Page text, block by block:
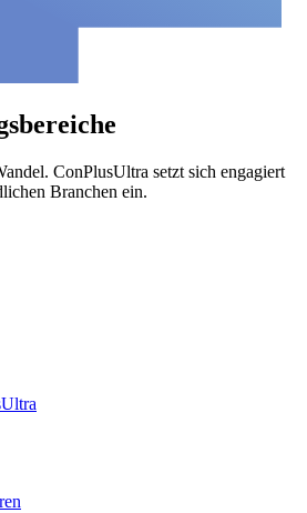
ConPlusUltra setzt sich engagiert
Branchen ein.